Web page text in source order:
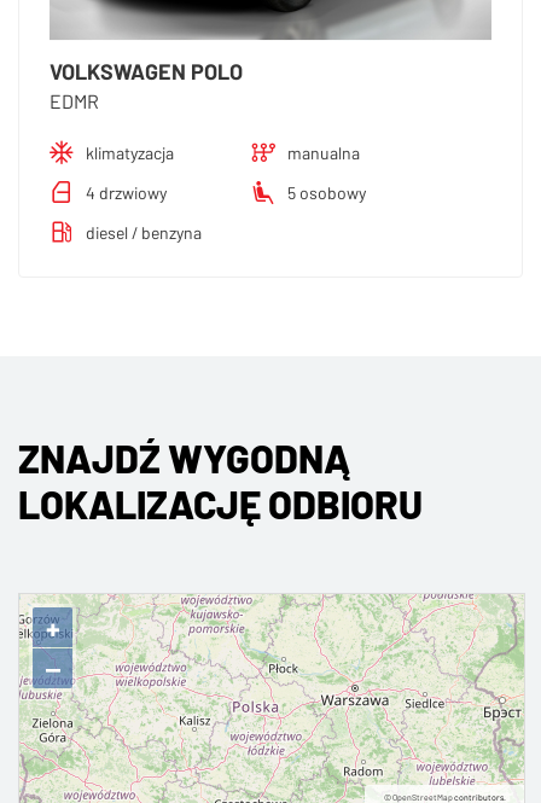
VOLKSWAGEN POLO
EDMR
klimatyzacja
manualna
4 drzwiowy
5 osobowy
diesel / benzyna
ZNAJDŹ WYGODNĄ
LOKALIZACJĘ ODBIORU
+
−
©OpenStreetMapcontributors.